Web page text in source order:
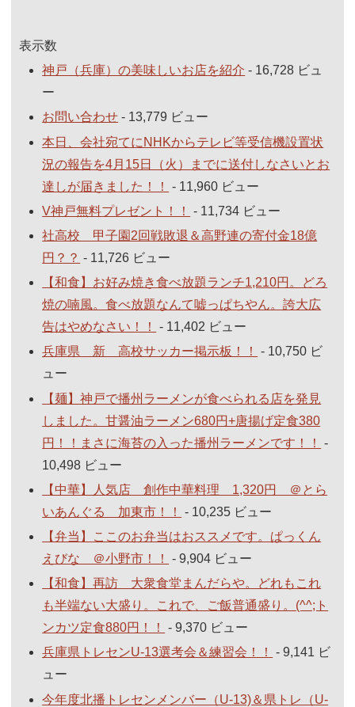
表示数
神戸（兵庫）の美味しいお店を紹介 - 16,728 ビュ
ー
お問い合わせ - 13,779 ビュー
本日、会社宛てにNHKからテレビ等受信機設置状
況の報告を4月15日（火）までに送付しなさいとお
達しが届きました！！
- 11,960 ビュー
V神戸無料プレゼント！！
- 11,734 ビュー
社高校 甲子園2回戦敗退＆高野連の寄付金18億
円？？ - 11,726 ビュー
【和食】お好み焼き食べ放題ランチ1,210円。どろ
焼の喃風。食べ放題なんて嘘っぱちやん。誇大広
告はやめなさい！！
- 11,402 ビュー
兵庫県 新 高校サッカー掲示板！！
- 10,750 ビ
ュー
【麺】神戸で播州ラーメンが食べられる店を発見
しました。甘醤油ラーメン680円+唐揚げ定食380
円！！まさに海苔の入った播州ラーメンです！！
-
10,498 ビュー
【中華】人気店 創作中華料理 1,320円 ＠とら
いあんぐる 加東市！！
- 10,235 ビュー
【弁当】ここのお弁当はおススメです。ぱっくん
えびな ＠小野市！！
- 9,904 ビュー
【和食】再訪 大衆食堂まんだらや。どれもこれ
も半端ない大盛り。これで、ご飯普通盛り。(^^;ト
ンカツ定食880円！！
- 9,370 ビュー
兵庫県トレセンU-13選考会＆練習会！！
- 9,141 ビ
ュー
今年度北播トレセンメンバー（U-13)＆県トレ（U-